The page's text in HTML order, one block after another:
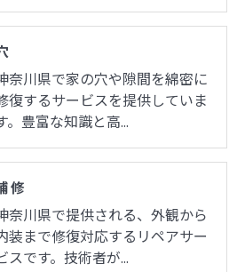
奈川県で家の穴や隙間を綿密に
復するサービスを提供していま
。豊富な知識と高…
修
奈川県で提供される、外観から
装まで修復対応するリペアサー
スです。技術者が…